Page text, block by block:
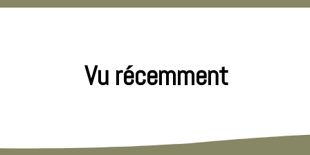
Vu récemment